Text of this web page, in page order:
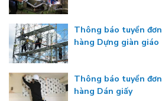
Thông báo tuyển đơn
hàng Dựng giàn giáo
Thông báo tuyển đơn
hàng Dán giấy